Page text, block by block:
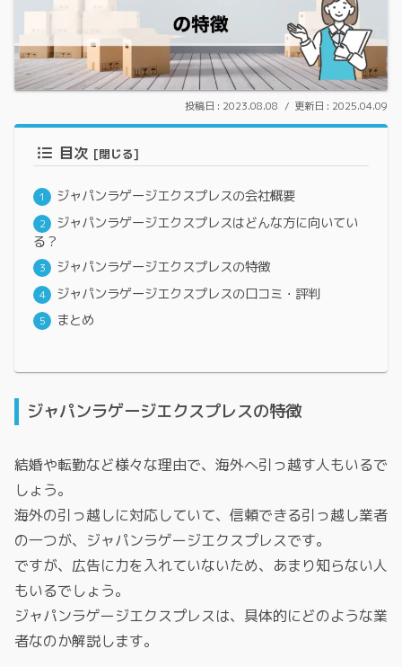
2023.08.08 2025.04.09
目次
ジャパンラゲージエクスプレスの会社概要
ジャパンラゲージエクスプレスはどんな方に向いてい
る？
ジャパンラゲージエクスプレスの特徴
ジャパンラゲージエクスプレスの口コミ・評判
まとめ
ジャパンラゲージエクスプレスの特徴
結婚や転勤など様々な理由で、海外へ引っ越す人もいるで
しょう。
海外の引っ越しに対応していて、信頼できる引っ越し業者
の一つが、ジャパンラゲージエクスプレスです。
ですが、広告に力を入れていないため、あまり知らない人
もいるでしょう。
ジャパンラゲージエクスプレスは、具体的にどのような業
者なのか解説します。